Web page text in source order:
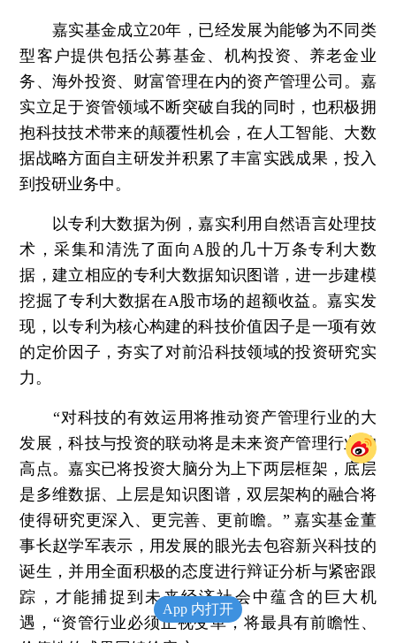
嘉实基金成立20年，已经发展为能够为不同类
型客户提供包括公募基金、机构投资、养老金业
务、海外投资、财富管理在内的资产管理公司。嘉
实立足于资管领域不断突破自我的同时，也积极拥
抱科技技术带来的颠覆性机会，在人工智能、大数
据战略方面自主研发并积累了丰富实践成果，投入
到投研业务中。
以专利大数据为例，嘉实利用自然语言处理技
术，采集和清洗了面向A股的几十万条专利大数
据，建立相应的专利大数据知识图谱，进一步建模
挖掘了专利大数据在A股市场的超额收益。嘉实发
现，以专利为核心构建的科技价值因子是一项有效
的定价因子，夯实了对前沿科技领域的投资研究实
力。
“对科技的有效运用将推动资产管理行业的大
发展，科技与投资的联动将是未来资产管理行业的
高点。嘉实已将投资大脑分为上下两层框架，底层
是多维数据、上层是知识图谱，双层架构的融合将
使得研究更深入、更完善、更前瞻。” 嘉实基金董
事长赵学军表示，用发展的眼光去包容新兴科技的
诞生，并用全面积极的态度进行辩证分析与紧密跟
踪，才能捕捉到未来经济社会中蕴含的巨大机
遇，“资管行业必须正视变革，将最具有前瞻性、
App 内打开